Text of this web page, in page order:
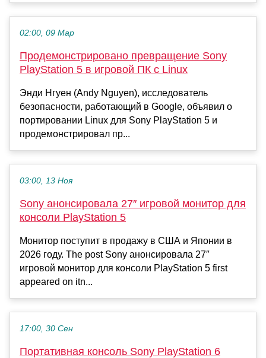
02:00, 09 Мар
Продемонстрировано превращение Sony
PlayStation 5 в игровой ПК с Linux
Энди Нгуен (Andy Nguyen), исследователь
безопасности, работающий в Google, объявил о
портировании Linux для Sony PlayStation 5 и
продемонстрировал пр...
03:00, 13 Ноя
Sony анонсировала 27″ игровой монитор для
консоли PlayStation 5
Монитор поступит в продажу в США и Японии в
2026 году. The post Sony анонсировала 27″
игровой монитор для консоли PlayStation 5 first
appeared on itn...
17:00, 30 Сен
Портативная консоль Sony PlayStation 6